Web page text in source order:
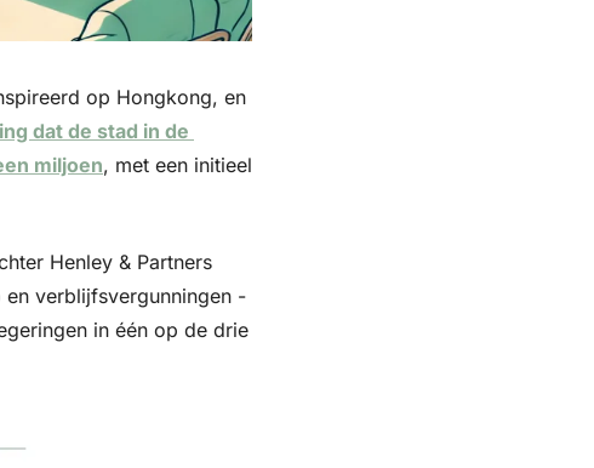
op Hongkong, en
dat de stad in de
miljoen, met een initieel
Henley & Partners
verblijfsvergunningen -
in één op de drie